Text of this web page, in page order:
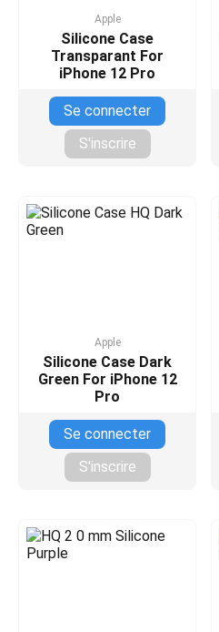
Apple
Silicone Case
Transparant For
iPhone 12 Pro
Se connecter
S'inscrire
Apple
Silicone Case Dark
Green For iPhone 12
Pro
Se connecter
S'inscrire